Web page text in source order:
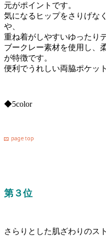
元がポイントです。
気になるヒップをさりげな
や、
重ね着がしやすいゆったり
ブークレー素材を使用し、
が特徴です。
便利でうれしい両脇ポケッ
◆5color
第３位
さらりとした肌ざわりのス